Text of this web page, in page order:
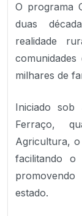
O programa
duas
realidade
milhares de
Iniciado sob
Ferraço,
Agricultura,
facilitando o
estado.